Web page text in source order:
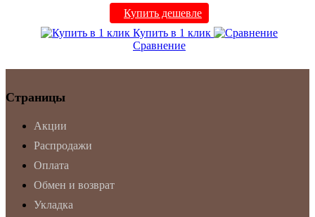
Купить дешевле
Купить в 1 клик
Сравнение
Страницы
Акции
Распродажи
Оплата
Обмен и возврат
Укладка